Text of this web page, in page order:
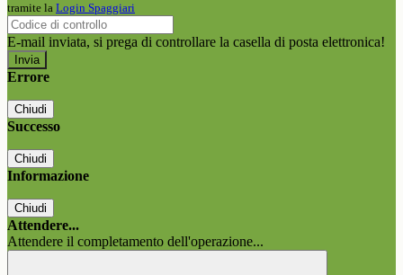
tramite la Login Spaggiari
E-mail inviata, si prega di controllare la casella di posta elettronica!
Errore
Chiudi
Successo
Chiudi
Informazione
Chiudi
Attendere...
Attendere il completamento dell'operazione...